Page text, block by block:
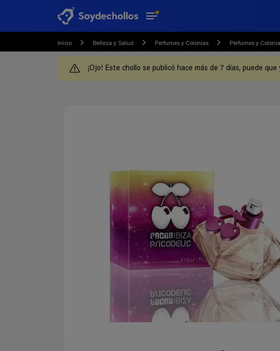
Inicio Belleza y Salud Perfumes y Colonias Perfumes y
¡Ojo! Este chollo se publicó hace más de 7 días, puede